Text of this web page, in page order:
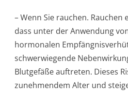
– Wenn Sie rauchen. Rauchen
dass unter der Anwendung
hormonalen
schwerwiegende
Blutgefäße auftreten. Dieses
zunehmendem Alter und